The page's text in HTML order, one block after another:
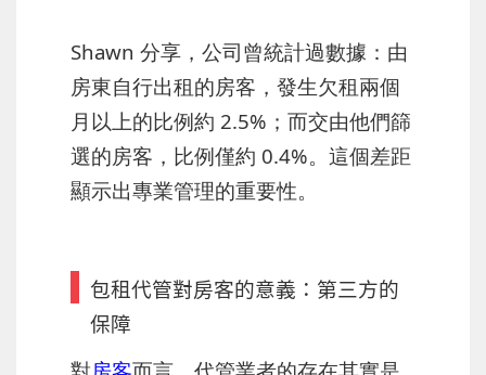
Shawn 分享，公司曾統計過數據：由
房東自行出租的房客，發生欠租兩個
月以上的比例約 2.5%；而交由他們篩
選的房客，比例僅約 0.4%。這個差距
顯示出專業管理的重要性。
包租代管對房客的意義：第三方的
保障